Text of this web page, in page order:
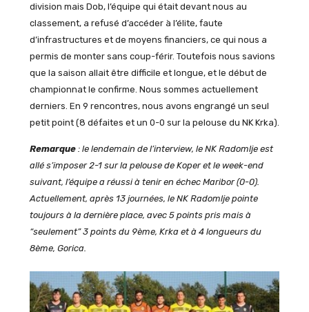
division mais Dob, l’équipe qui était devant nous au
classement, a refusé d’accéder à l’élite, faute
d’infrastructures et de moyens financiers, ce qui nous a
permis de monter sans coup-férir. Toutefois nous savions
que la saison allait être difficile et longue, et le début de
championnat le confirme. Nous sommes actuellement
derniers. En 9 rencontres, nous avons engrangé un seul
petit point (8 défaites et un 0-0 sur la pelouse du NK Krka).
Remarque: le lendemain de l’interview, le NK Radomlje est
allé s’imposer 2-1 sur la pelouse de Koper et le week-end
suivant, l’équipe a réussi à tenir en échec Maribor (0-0).
Actuellement, après 13 journées, le NK Radomlje pointe
toujours à la dernière place, avec 5 points pris mais à
“seulement” 3 points du 9ème, Krka et à 4 longueurs du
8ème, Gorica.